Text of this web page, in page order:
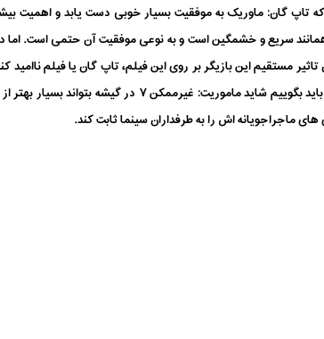
تاپ گان: ماوریک به موفقیت بسیار خوبی دست یابد و اهمیت
سریع و خشمگین است و به نوعی موفقیت آن حتمی است. اما
تاثیر مستقیم این بازیگر بر روی این فیلم، تاپ گان یا فیلم
نخواهد گرفت. در پایان باید بگوییم
ماجراجویانه اش را به طرفداران سینما ثابت کند.